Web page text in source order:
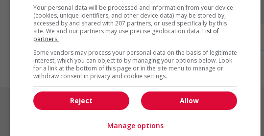
montréal
1 - 3 de 3 résultats
Emplois par secteur
Your personal data will be processed and information from your device
(cookies, unique identifiers, and other device data) may be stored by,
accessed by and shared with 207 partners, or used specifically by this
site. We and our partners may use precise geolocation data. List of
partners.
Some vendors may process your personal data on the basis of legitimate
interest, which you can object to by managing your options below. Look
for a link at the bottom of this page or in the site menu to manage or
withdraw consent in privacy and cookie settings.
Allow
Reject
Manage options